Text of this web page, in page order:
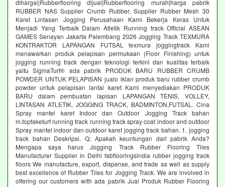
dihargai|Rubberflooring dijual|Rubberflooring murah|harga pabrik
RUBBER NAS Supplier Crumb Rubber, Supplier Rubber Mesh 30
Karet Lintasan Jogging Perusahaan Kami Bekerja Keras Untuk
Menjadi Yang Terbaik Dalam Atletik Running track Official ASEAN
GAMES Senayan Jakarta Palembang 2026 Jogging Track TEXMURA
KONTRAKTOR LAPANGAN FUTSAL texmura joggingtrack Kami
menawarkan produk pelapisan permukaan (Floor Finishing) untuk
jogging running track dengan teknologi terkini dan kualitas terbaik
yaitu SigmaTurf® ada pabrik PRODUK BARU RUBBER CRUMB
POWDER UNTUK PELAPISAN jualo iklan produk baru rubber crumb
powder untuk pelapisan lantai karet Kami menyediakan PRODUK
BARU dalam pembuatan lapisan LAPANGAN TENIS, VOLLEY,
LINTASAN ATLETIK, JOGGING TRACK, BADMINTON,FUTSAL. Cina
Spray mantel karet Indoor dan Outdoor Jogging Track bahan
m.topfaketurf running track running track spray coat indoor and outdoor
Spray mantel indoor dan outdoor karet jogging track bahan. 1. jogging
track bahan Deskripsi. Q: Apakah keuntungan dari pabrik Anda?
Mengapa saya harus Jogging Track Rubber Flooring Tiles
Manufacturer Supplier in Delhi fabflooringsindia rubber jogging track
floors We manufacture, export, dispense, and trade as well as supply
best excellence of Rubber Tiles for Jogging Track. We are involved in
offering our customers with ada pabrik Jual Produk Rubber Flooring